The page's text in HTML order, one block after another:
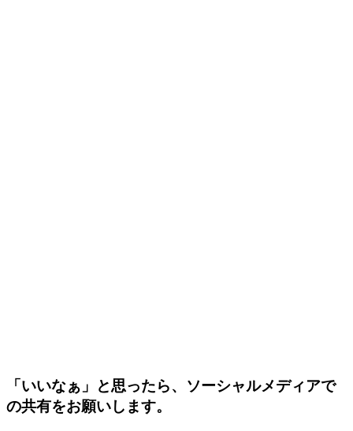
「いいなぁ」と思ったら、ソーシャルメディアで
の共有をお願いします。